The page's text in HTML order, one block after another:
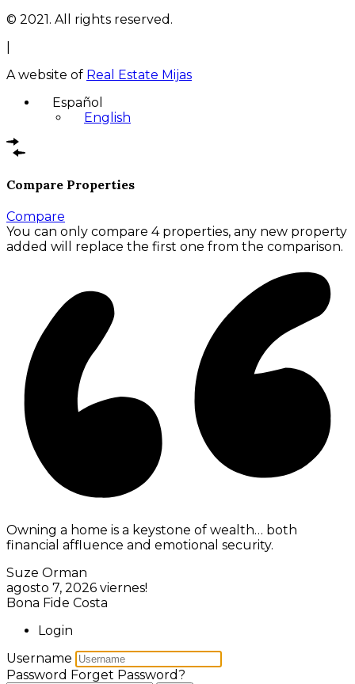
© 2021. All rights reserved.
A website of Real Estate Mijas
Español
English
Compare Properties
Compare
You can only compare 4 properties, any new property
added will replace the first one from the comparison.
Owning a home is a keystone of wealth… both
financial affluence and emotional security.
Suze Orman
agosto 7, 2026 viernes!
Bona Fide Costa
Login
Username
Password Forget Password?